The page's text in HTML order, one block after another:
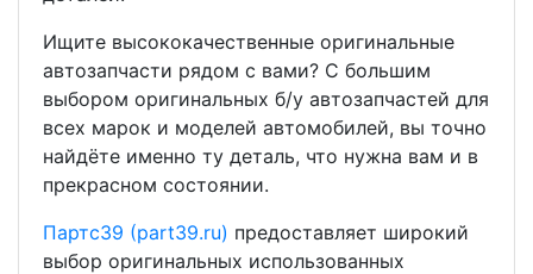
Ищите высококачественные оригинальные
автозапчасти рядом с вами? С большим
выбором оригинальных б/у автозапчастей для
всех марок и моделей автомобилей, вы точно
найдёте именно ту деталь, что нужна вам и в
прекрасном состоянии.
Партс39 (part39.ru) предоставляет широкий
выбор оригинальных использованных